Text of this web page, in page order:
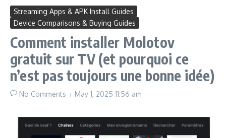
Streaming Apps & APK Install Guides
Device Comparisons & Buying Guides
Comment installer Molotov
gratuit sur TV (et pourquoi ce
n’est pas toujours une bonne idée)
No Comments May 1, 2025 11:56 am